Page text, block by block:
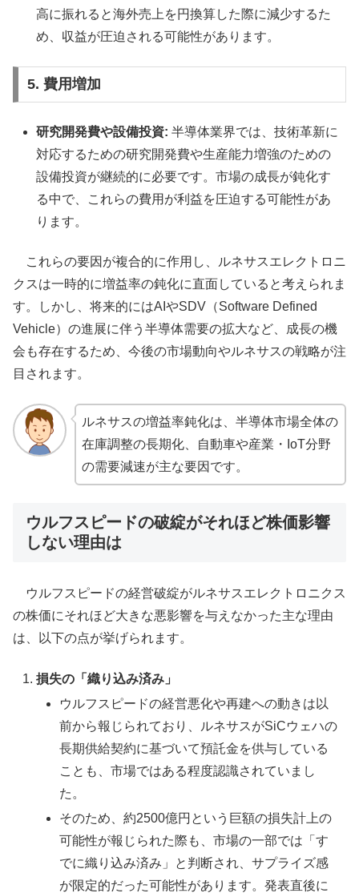
高に振れると海外売上を円換算した際に減少するた
め、収益が圧迫される可能性があります。
5. 費用増加
研究開発費や設備投資: 半導体業界では、技術革新に
対応するための研究開発費や生産能力増強のための
設備投資が継続的に必要です。市場の成長が鈍化す
る中で、これらの費用が利益を圧迫する可能性があ
ります。
これらの要因が複合的に作用し、ルネサスエレクトロニ
クスは一時的に増益率の鈍化に直面していると考えられま
す。しかし、将来的にはAIやSDV（Software Defined
Vehicle）の進展に伴う半導体需要の拡大など、成長の機
会も存在するため、今後の市場動向やルネサスの戦略が注
目されます。
ルネサスの増益率鈍化は、半導体市場全体の
在庫調整の長期化、自動車や産業・IoT分野
の需要減速が主な要因です。
ウルフスピードの破綻がそれほど株価影響
しない理由は
ウルフスピードの経営破綻がルネサスエレクトロニクス
の株価にそれほど大きな悪影響を与えなかった主な理由
は、以下の点が挙げられます。
損失の「織り込み済み」
ウルフスピードの経営悪化や再建への動きは以
前から報じられており、ルネサスがSiCウェハの
長期供給契約に基づいて預託金を供与している
ことも、市場ではある程度認識されていまし
た。
そのため、約2500億円という巨額の損失計上の
可能性が報じられた際も、市場の一部では「す
でに織り込み済み」と判断され、サプライズ感
が限定的だった可能性があります。発表直後に